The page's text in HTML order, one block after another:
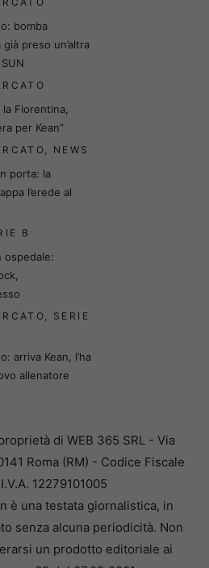
bomba
già preso un’altra
Fiorentina,
per Kean”
, NEWS
porta: la
l’erede al
B
ospedale:
, SERIE
arriva Kean, l’ha
allenatore
di WEB 365 SRL - Via
Roma (RM) - Codice Fiscale
12279101005
è una testata giornalistica, in
senza alcuna periodicità. Non
un prodotto editoriale ai